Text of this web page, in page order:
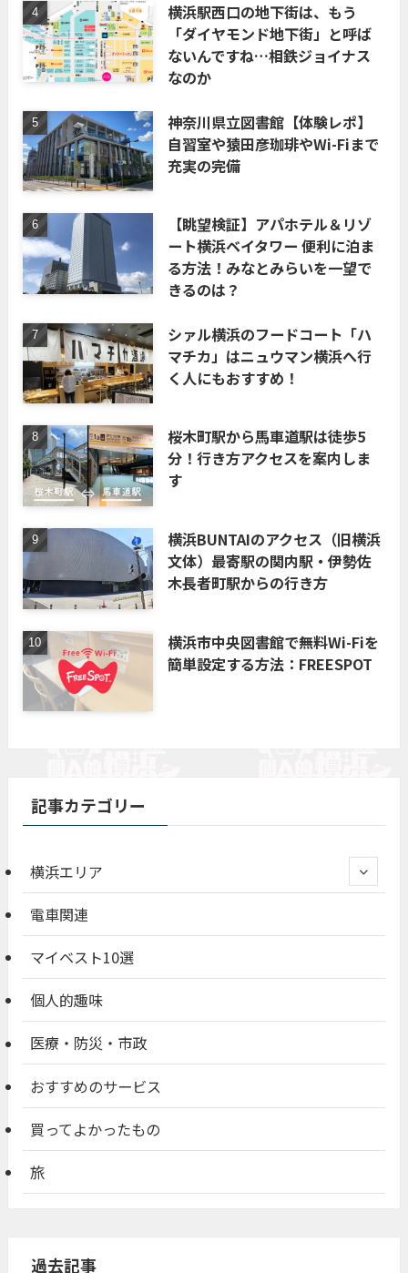
横浜駅西口の地下街は、もう
「ダイヤモンド地下街」と呼ば
ないんですね…相鉄ジョイナス
なのか
神奈川県立図書館【体験レポ】
自習室や猿田彦珈琲やWi-Fiまで
充実の完備
【眺望検証】アパホテル＆リゾ
ート横浜ベイタワー 便利に泊ま
る方法！みなとみらいを一望で
きるのは？
シァル横浜のフードコート「ハ
マチカ」はニュウマン横浜へ行
く人にもおすすめ！
桜木町駅から馬車道駅は徒歩5
分！行き方アクセスを案内しま
す
横浜BUNTAIのアクセス（旧横浜
文体）最寄駅の関内駅・伊勢佐
木長者町駅からの行き方
横浜市中央図書館で無料Wi-Fiを
簡単設定する方法：FREESPOT
記事カテゴリー
横浜エリア
電車関連
マイベスト10選
個人的趣味
医療・防災・市政
おすすめのサービス
買ってよかったもの
旅
過去記事